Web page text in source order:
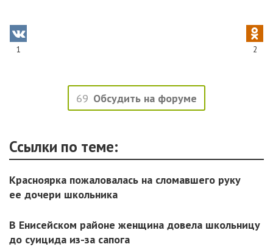
1 2
69 Обсудить на форуме
Ссылки по теме:
Красноярка пожаловалась на сломавшего руку
ее дочери школьника
В Енисейском районе женщина довела школьницу
до суицида из-за сапога